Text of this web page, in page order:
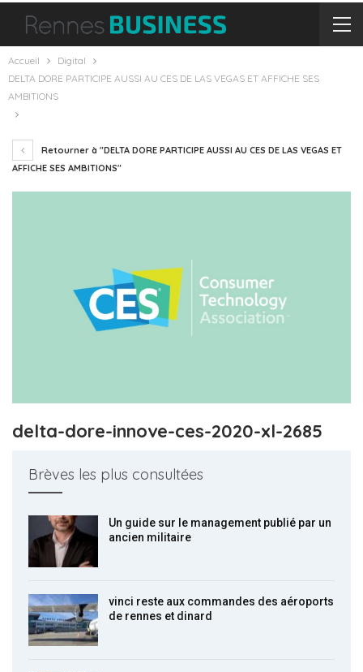
Accueil
Digital
DELTA DORE PARTICIPE AUSSI AU CES DE LAS VEGAS ET AFFICHE SES
AMBITIONS
Retourner à "DELTA DORE PARTICIPE AUSSI AU CES DE LAS VEGAS ET
AFFICHE SES AMBITIONS"
delta-dore-innove-ces-2020-xl-2685
Brèves les plus consultées
Un guide sur le management publié par un
ancien militaire
vinci reste aux commandes des aéroports
de rennes et dinard